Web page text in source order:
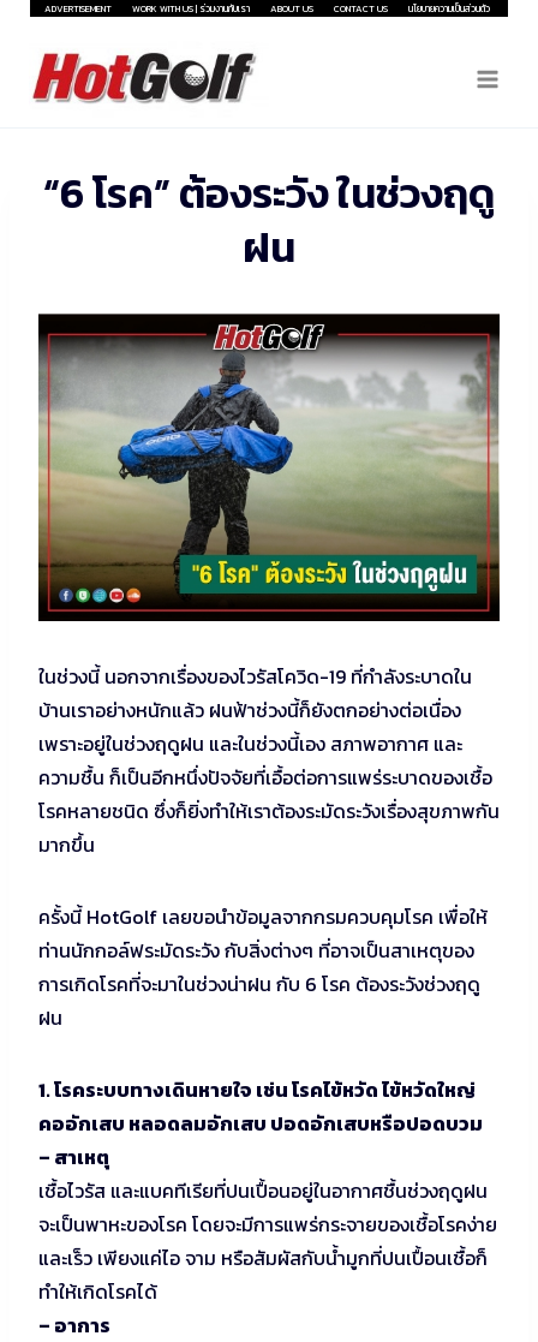
Skip
content
ADVERTISEMENT WORK WITH US | ร่วมงานกับเรา ABOUT US CONTACT US นโยบายความเป็นส่วนตัว
“6 โรค” ต้องระวัง ในช่วงฤดู
ฝน
ในช่วงนี้ นอกจากเรื่องของไวรัสโควิด-19 ที่กำลังระบาดใน
บ้านเราอย่างหนักแล้ว ฝนฟ้าช่วงนี้ก็ยังตกอย่างต่อเนื่อง
เพราะอยู่ในช่วงฤดูฝน และในช่วงนี้เอง สภาพอากาศ และ
ความชื้น ก็เป็นอีกหนึ่งปัจจัยที่เอื้อต่อการแพร่ระบาดของเชื้อ
โรคหลายชนิด ซึ่งก็ยิ่งทำให้เราต้องระมัดระวังเรื่องสุขภาพกัน
มากขึ้น
ครั้งนี้ HotGolf เลยขอนำข้อมูลจากกรมควบคุมโรค เพื่อให้
ท่านนักกอล์ฟระมัดระวัง กับสิ่งต่างๆ ที่อาจเป็นสาเหตุของ
การเกิดโรคที่จะมาในช่วงน่าฝน กับ 6 โรค ต้องระวังช่วงฤดู
ฝน
1. โรคระบบทางเดินหายใจ เช่น โรคไข้หวัด ไข้หวัดใหญ่
คออักเสบ หลอดลมอักเสบ ปอดอักเสบหรือปอดบวม
– สาเหตุ
เชื้อไวรัส และแบคทีเรียที่ปนเปื้อนอยู่ในอากาศชื้นช่วงฤดูฝน
จะเป็นพาหะของโรค โดยจะมีการแพร่กระจายของเชื้อโรคง่าย
และเร็ว เพียงแค่ไอ จาม หรือสัมผัสกับน้ำมูกที่ปนเปื้อนเชื้อก็
ทำให้เกิดโรคได้
– อาการ